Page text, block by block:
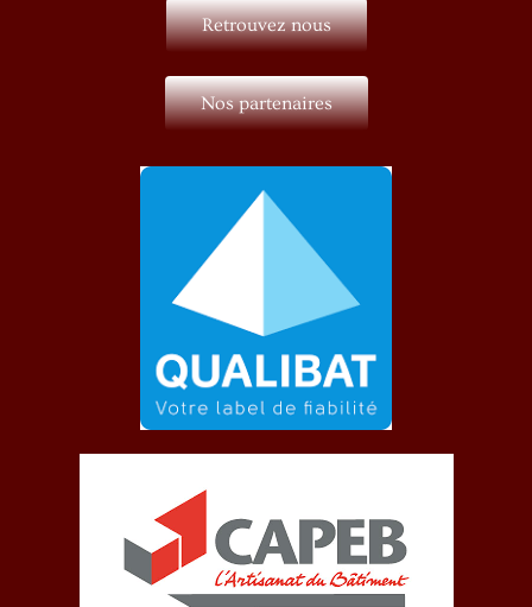
Retrouvez nous
Nos partenaires